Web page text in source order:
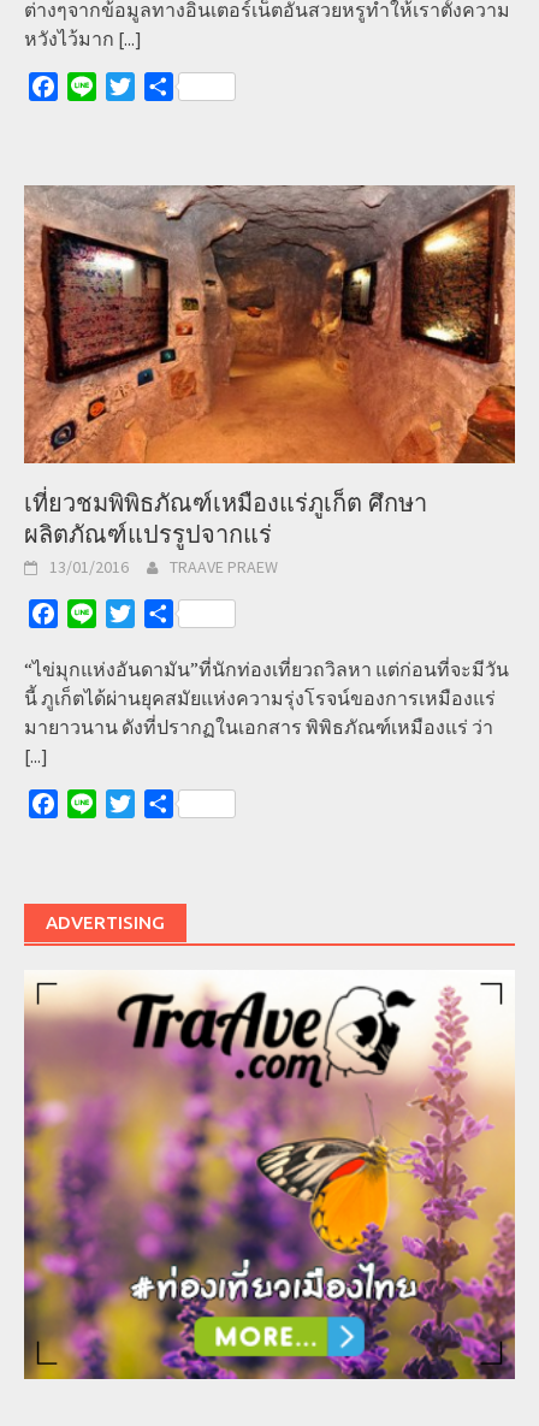
ต่างๆจากข้อมูลทางอินเตอร์เน็ตอันสวยหรูทำให้เราตั้งความ
หวังไว้มาก [...]
Facebook
Line TwitterShare
เที่ยวชมพิพิธภัณฑ์เหมืองแร่ภูเก็ต ศึกษา
ผลิตภัณฑ์แปรรูปจากแร่
13/01/2016 TRAAVE PRAEW
Facebook
Line TwitterShare
“ไข่มุกแห่งอันดามัน”ที่นักท่องเที่ยวถวิลหา แต่ก่อนที่จะมีวัน
นี้ ภูเก็ตได้ผ่านยุคสมัยแห่งความรุ่งโรจน์ของการเหมืองแร่
มายาวนาน ดังที่ปรากฏในเอกสาร พิพิธภัณฑ์เหมืองแร่ ว่า
[...]
Facebook
Line TwitterShare
ADVERTISING